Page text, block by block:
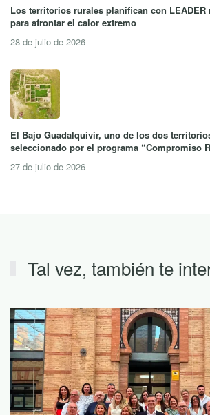
Los territorios rurales planifican con
para afrontar el calor extremo
28 de julio de 2026
El Bajo Guadalquivir, uno de los dos
seleccionado por el programa “Compromiso
27 de julio de 2026
Tal vez, también te